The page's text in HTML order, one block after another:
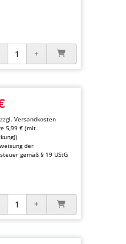
zzgl.Versandkosten
5,99 € (mit
der
gemäß § 19 UStG